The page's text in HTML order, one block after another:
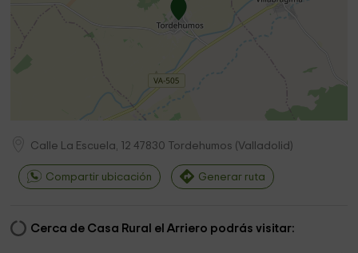
Calle La Escuela, 1247830 Tordehumos (Valladolid )
Compartir ubicación Generar ruta
Cerca de Casa Rural el Arriero podrás visitar: